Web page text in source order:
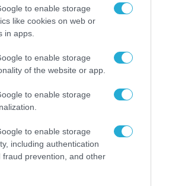
to enable storage
like cookies on web or
in apps.
to enable storage
of the website or app.
to enable storage
to enable storage
including authentication
fraud prevention, and other
2025 ύψους 434